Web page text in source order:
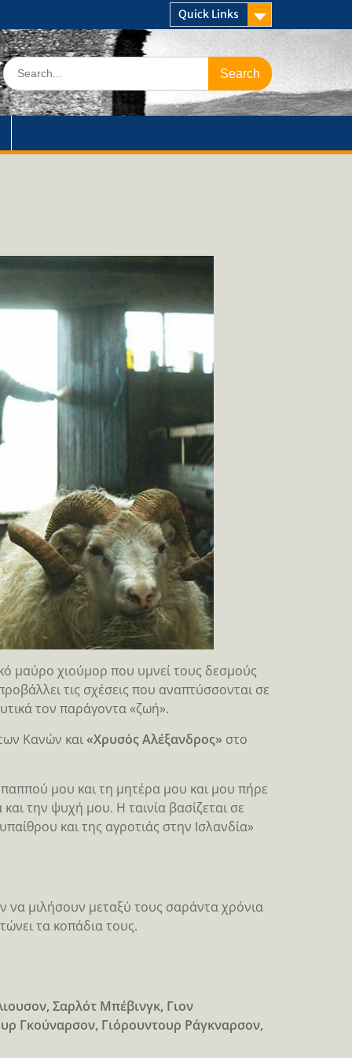
Quick Links
Search
for:
μαύρο χιούμορ που υμνεί τους δεσμούς
τις σχέσεις που αναπτύσσονται σε
τον παράγοντα «ζωή».
Κανών και«Χρυσός Αλέξανδρος» στο
παππού μου και τη μητέρα μου και μου πήρε
την ψυχή μου. Η ταινία βασίζεται σε
και της αγροτιάς στην Ισλανδία»
να μιλήσουν μεταξύ τους σαράντα χρόνια
τα κοπάδια τους.
Σαρλότ Μπέβινγκ, Γιον
Γκούναρσον, Γιόρουντουρ Ράγκναρσον,